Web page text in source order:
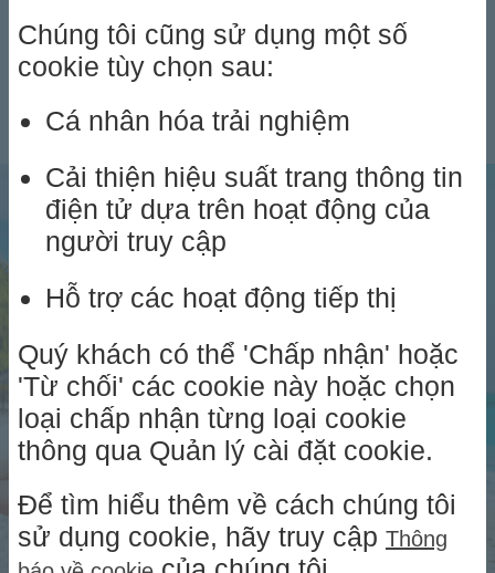
Chúng tôi cũng sử dụng một số
cookie tùy chọn sau:
Cá nhân hóa trải nghiệm
Cải thiện hiệu suất trang thông tin
điện tử dựa trên hoạt động của
người truy cập
Hỗ trợ các hoạt động tiếp thị
Quý khách có thể 'Chấp nhận' hoặc
'Từ chối' các cookie này hoặc chọn
loại chấp nhận từng loại cookie
thông qua Quản lý cài đặt cookie.
Để tìm hiểu thêm về cách chúng tôi
sử dụng cookie, hãy truy cập Thông